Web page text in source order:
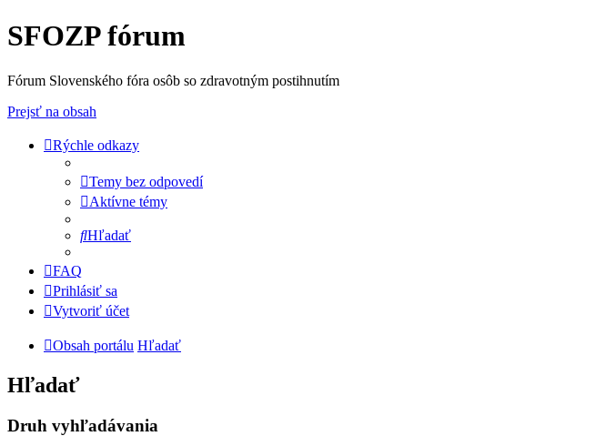
SFOZP fórum
Fórum Slovenského fóra osôb so zdravotným postihnutím
Prejsť na obsah
Rýchle odkazy
Temy bez odpovedí
Aktívne témy
Hľadať
FAQ
Prihlásiť sa
Vytvoriť účet
Obsah portálu Hľadať
Hľadať
Druh vyhľadávania